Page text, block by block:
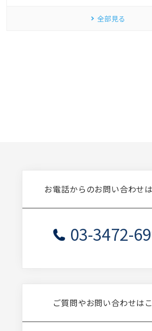
全部見る
お電話からのお問い合わせ
03-3472-
ご質問やお問い合わせは